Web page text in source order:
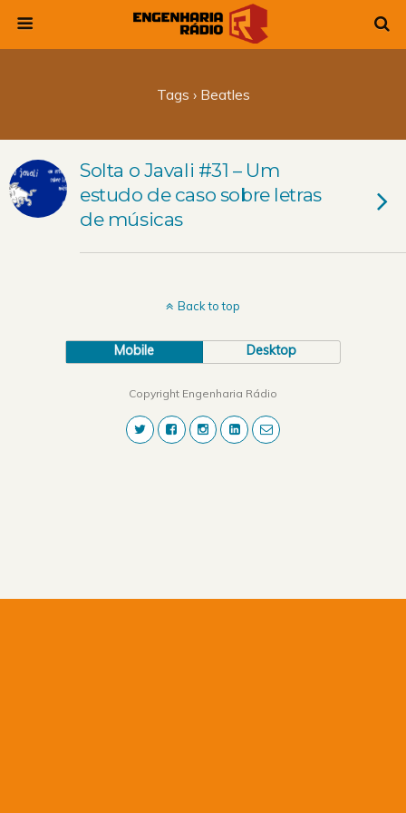
Tags › Beatles
Solta o Javali #31 – Um
estudo de caso sobre letras
de músicas
Back to top
Mobile Desktop
Copyright Engenharia Rádio